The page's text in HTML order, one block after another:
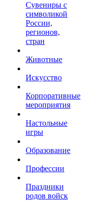
Сувениры с
символикой
России,
регионов,
стран
Животные
Искусство
Корпоративные
мероприятия
Настольные
игры
Образование
Профессии
Праздники
родов войск